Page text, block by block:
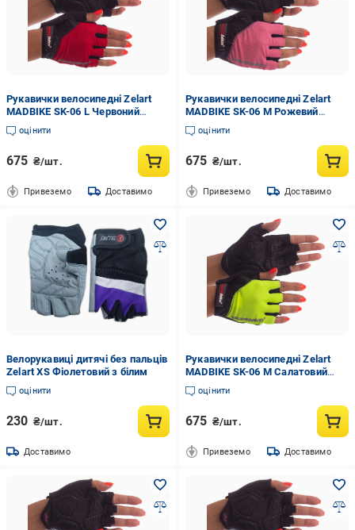
Рукавички велосипедні Zelart
MADBIKE SK-06 L Червоний
(DR005241)
оцінити
675 ₴/шт.
Привеземо Доставимо
Рукавички велосипедні Zelart
MADBIKE SK-06 M Рожевий
(DR005244)
оцінити
675 ₴/шт.
Привеземо Доставимо
Велорукавиці дитячі без пальців
Zelart XS Фіолетовий з білим
оцінити
230 ₴/шт.
Доставимо
Рукавички велосипедні Zelart
MADBIKE SK-06 M Салатовий
(DR005245)
оцінити
675 ₴/шт.
Привеземо Доставимо